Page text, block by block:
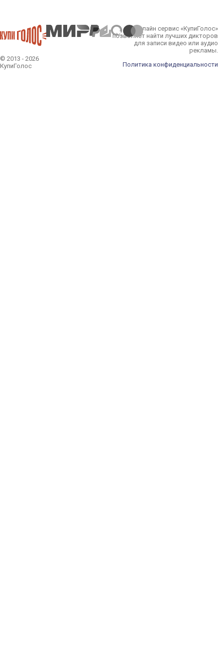
© 2013 - 2026
КупиГолос
Онлайн сервис «КупиГолос»
позволяет найти лучших дикторов
для записи видео или аудио
рекламы.
Политика конфиденциальности